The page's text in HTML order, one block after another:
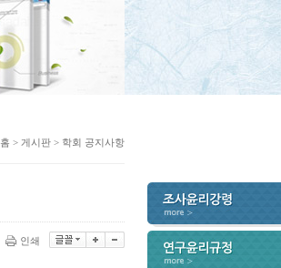
홈 > 게시판 > 학회 공지사항
인쇄